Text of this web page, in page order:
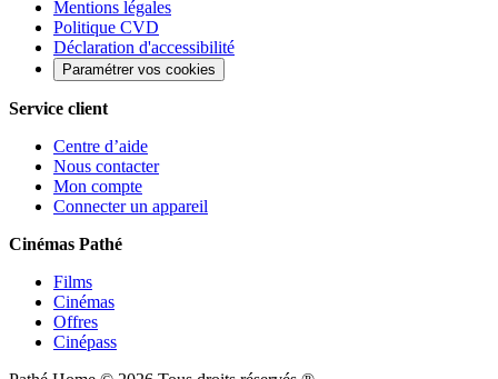
Mentions légales
Politique CVD
Déclaration d'accessibilité
Paramétrer vos cookies
Service client
Centre d’aide
Nous contacter
Mon compte
Connecter un appareil
Cinémas Pathé
Films
Cinémas
Offres
Cinépass